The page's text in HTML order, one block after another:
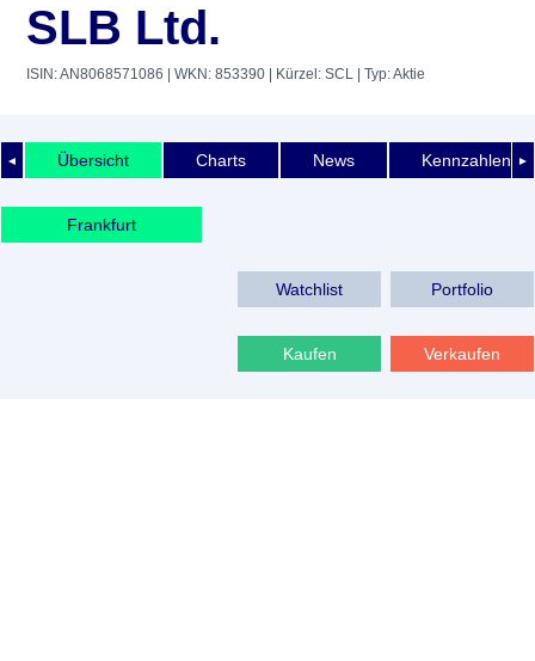
SLB Ltd.
ISIN: AN8068571086 | WKN: 853390 | Kürzel: SCL | Typ: Aktie
◄ ►
Übersicht Charts News Kennzahlen
Frankfurt
Watchlist Portfolio
Kaufen Verkaufen